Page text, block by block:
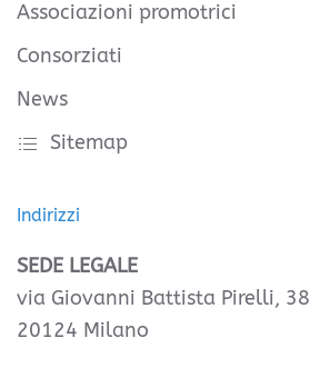
Associazioni promotrici
Consorziati
News
Sitemap
Indirizzi
SEDE LEGALE
via Giovanni Battista Pirelli, 38
20124 Milano